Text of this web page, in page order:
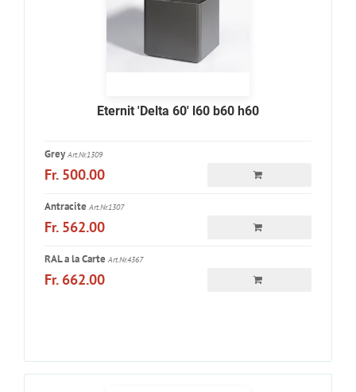
Eternit 'Delta 60' l60 b60 h60
Grey Art.Nr.1309
Fr. 500.00
Antracite Art.Nr.1307
Fr. 562.00
RAL a la Carte Art.Nr.4367
Fr. 662.00